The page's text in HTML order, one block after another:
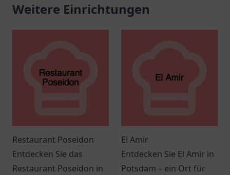
Weitere Einrichtungen
Restaurant Poseidon
Entdecken Sie das
Restaurant Poseidon in
El Amir
Entdecken Sie El Amir in
Potsdam – ein Ort für